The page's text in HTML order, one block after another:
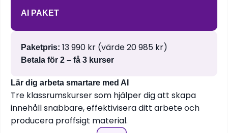
AI PAKET
Paketpris: 13 990 kr (värde 20 985 kr)
Betala för 2 – få 3 kurser
Lär dig arbeta smartare med AI
Tre klassrumskurser som hjälper dig att skapa
innehåll snabbare, effektivisera ditt arbete och
producera proffsigt material.